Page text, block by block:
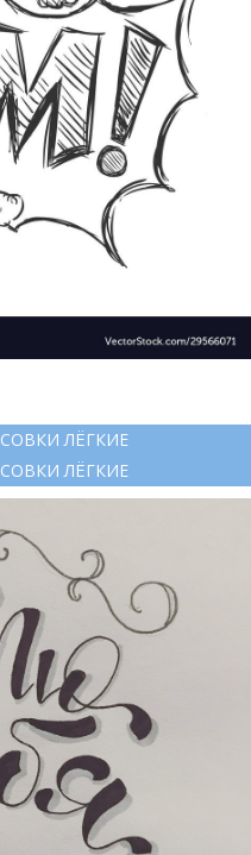
ЛЁГКИЕ
ЛЁГКИЕ